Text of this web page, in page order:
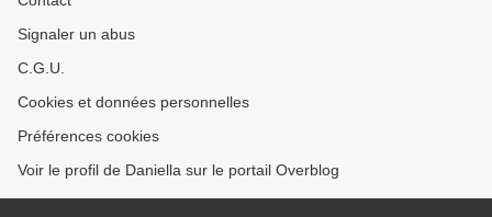
Signaler un abus
C.G.U.
Cookies et données personnelles
Préférences cookies
Voir le profil de Daniella sur le portail Overblog